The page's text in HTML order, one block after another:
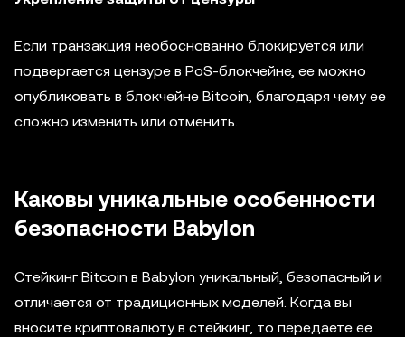
Если транзакция необоснованно блокируется или
подвергается цензуре в PoS-блокчейне, ее можно
опубликовать в блокчейне Bitcoin, благодаря чему ее
сложно изменить или отменить.
Каковы уникальные особенности
безопасности Babylon
Стейкинг Bitcoin в Babylon уникальный, безопасный и
отличается от традиционных моделей. Когда вы
вносите криптовалюту в стейкинг, то передаете ее